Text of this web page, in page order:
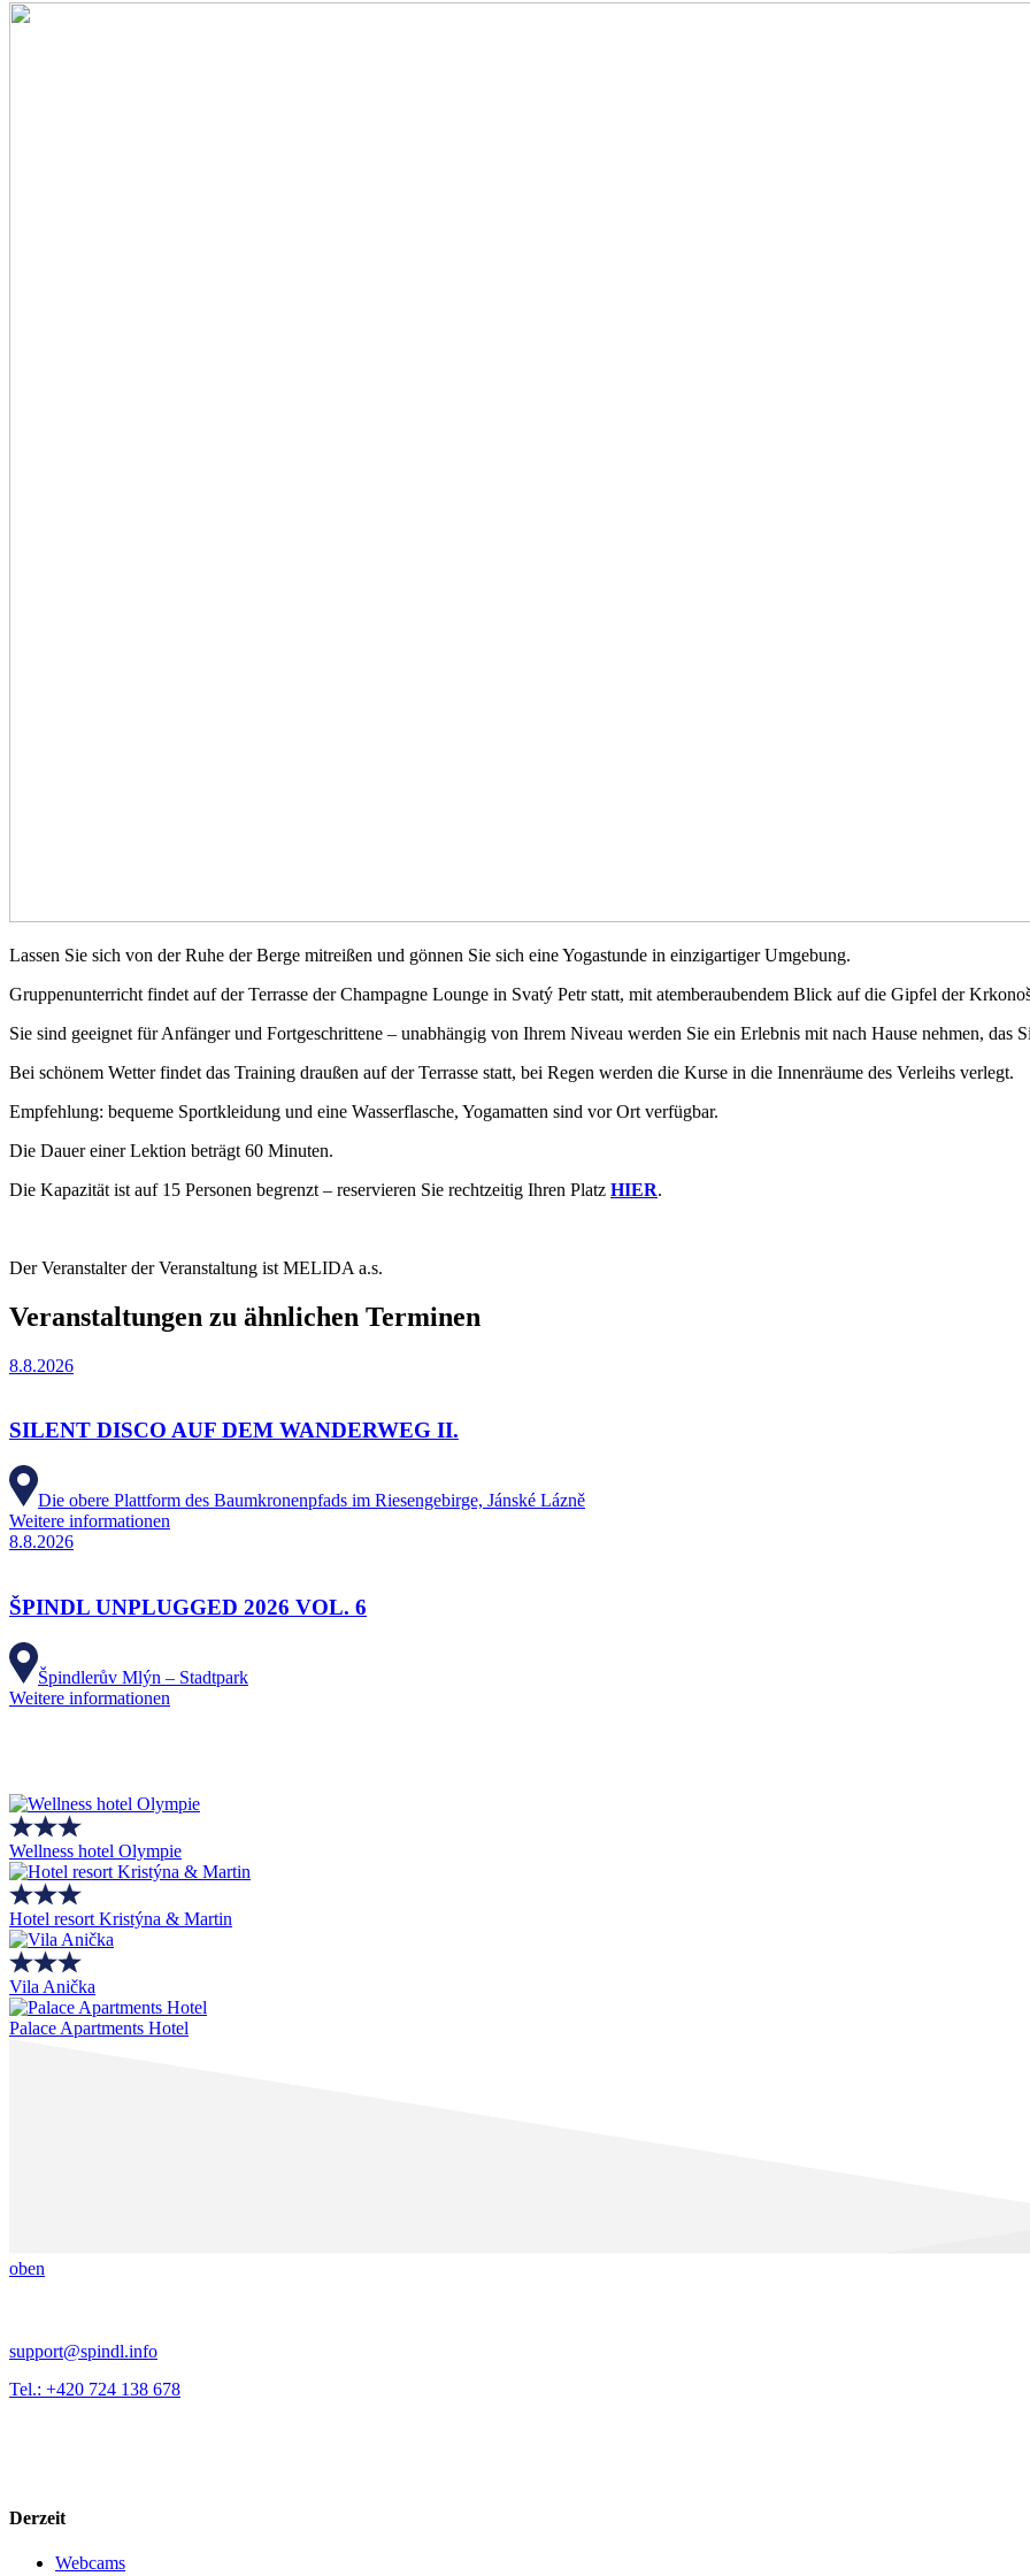
Lassen Sie sich von der Ruhe der Berge mitreißen und gönnen Sie sich eine Yogastunde in einzigartiger Umgebung.
Gruppenunterricht findet auf der Terrasse der Champagne Lounge in Svatý Petr statt, mit atemberaubendem Blick auf die Gipfel der
Sie sind geeignet für Anfänger und Fortgeschrittene – unabhängig von Ihrem Niveau werden Sie ein Erlebnis mit nach Hause nehmen, das
Bei schönem Wetter findet das Training draußen auf der Terrasse statt, bei Regen werden die Kurse in die Innenräume des Verleihs verlegt.
Empfehlung: bequeme Sportkleidung und eine Wasserflasche, Yogamatten sind vor Ort verfügbar.
Die Dauer einer Lektion beträgt 60 Minuten.
Die Kapazität ist auf 15 Personen begrenzt – reservieren Sie rechtzeitig Ihren Platz HIER.
Der Veranstalter der Veranstaltung ist MELIDA a.s.
Veranstaltungen zu ähnlichen Terminen
8.8.2026
SILENT DISCO AUF DEM WANDERWEG II.
Die obere Plattform des Baumkronenpfads im Riesengebirge, Jánské Lázně
Weitere informationen
8.8.2026
ŠPINDL UNPLUGGED 2026 VOL. 6
Špindlerův Mlýn – Stadtpark
Weitere informationen
Wellness hotel Olympie
Hotel resort Kristýna & Martin
Vila Anička
Palace Apartments Hotel
oben
support@spindl.info
Tel.: +420 724 138 678
Derzeit
Webcams